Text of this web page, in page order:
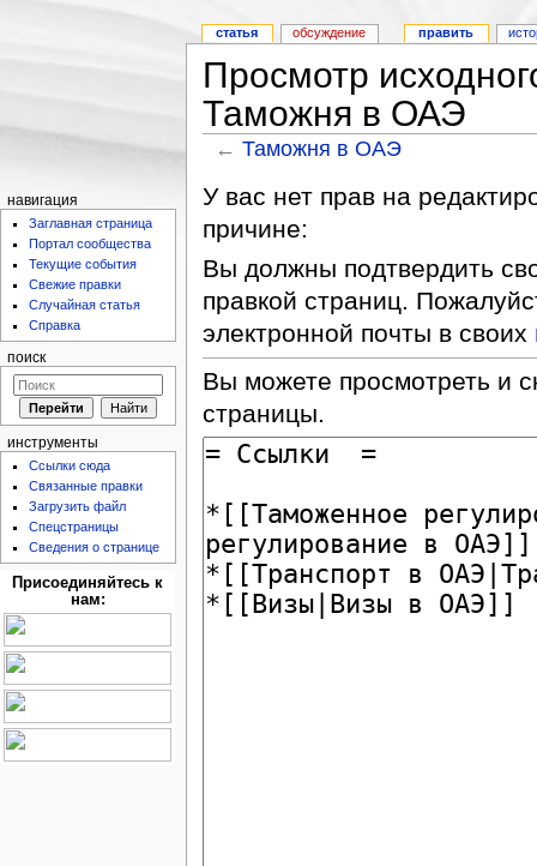
Просмотр
Таможня в ОАЭ
←Таможня в ОАЭ
У вас нет прав на
причине:
Вы должны подтвердить
правкой страниц.
электронной почты в своих
Вы можете просмотреть и
страницы.
статья обсуждение править
навигация
Заглавная страница
Портал сообщества
Текущие события
Свежие правки
Случайная статья
Справка
поиск
инструменты
Ссылки сюда
Связанные правки
Загрузить файл
Спецстраницы
Сведения о странице
Присоединяйтесь к
нам: